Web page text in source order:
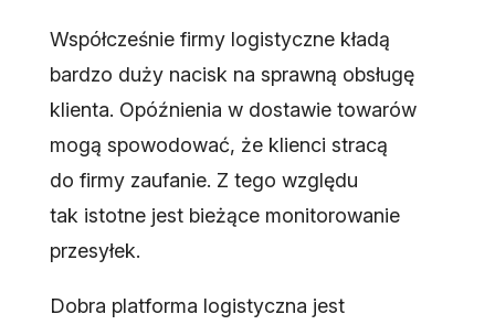
Współcześnie firmy logistyczne kładą
bardzo duży nacisk na sprawną obsługę
klienta. Opóźnienia w dostawie towarów
mogą spowodować, że klienci stracą
do firmy zaufanie. Z tego względu
tak istotne jest bieżące monitorowanie
przesyłek.
Dobra platforma logistyczna jest